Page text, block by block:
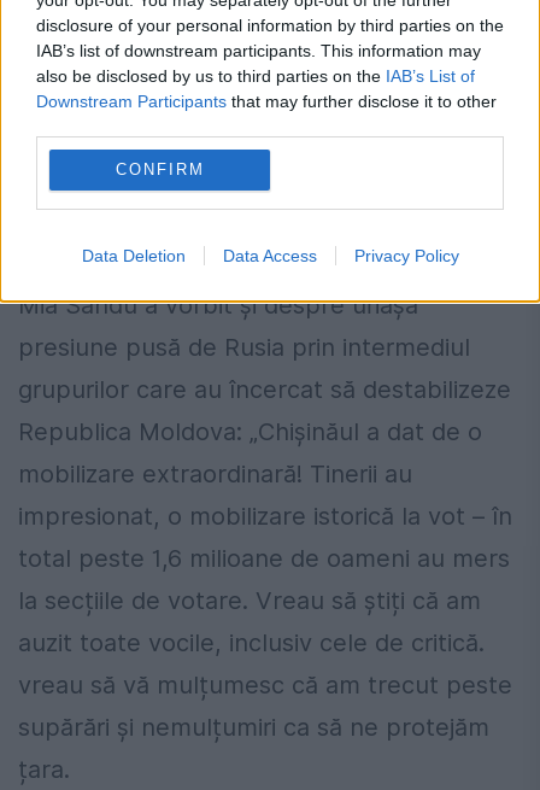
disclosure of your personal information by third parties on the
IAB’s list of downstream participants. This information may
also be disclosed by us to third parties on the IAB’s List of
Downstream Participants that may further disclose it to other
CONFIRM
Data Deletion Data Access Privacy Policy
Maia Sandu: Moldova a fost sub
un atac fără precedent
Mia Sandu a vorbit și despre uriașa
presiune pusă de Rusia prin intermediul
grupurilor care au încercat să destabilizeze
Republica Moldova: „Chișinăul a dat de o
mobilizare extraordinară! Tinerii au
impresionat, o mobilizare istorică la vot – în
total peste 1,6 milioane de oameni au mers
la secțiile de votare. Vreau să știți că am
auzit toate vocile, inclusiv cele de critică.
vreau să vă mulțumesc că am trecut peste
supărări și nemulțumiri ca să ne protejăm
țara.